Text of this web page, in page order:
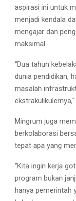
aspirasi ini untuk
menjadi kendala
mengajar dan
maksimal.
“Dua tahun
dunia pendidikan,
masalah
ekstrakulikulernya,“
Mingrum juga
berkolaborasi
tepat apa yang
“Kita ingin kerja
program bukan
hanya pemerintah